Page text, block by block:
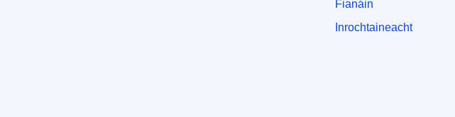
Fianáin
Inrochtaineacht